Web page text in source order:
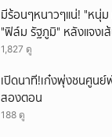
มีร้อนๆหนาวๆแน่! "หนุ่
"ฟิล์ม รัฐภูมิ" หลังแจงเ
1,827 ดู
เปิดนาที!เก๋งพุ่งชนศูน
สองตอน
188 ดู